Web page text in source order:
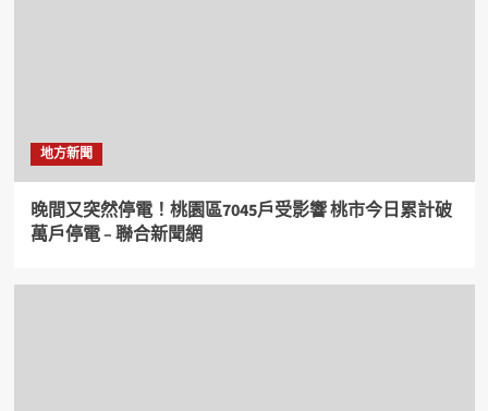
地方新聞
晚間又突然停電！桃園區7045戶受影響 桃市今日累計破
萬戶停電 – 聯合新聞網